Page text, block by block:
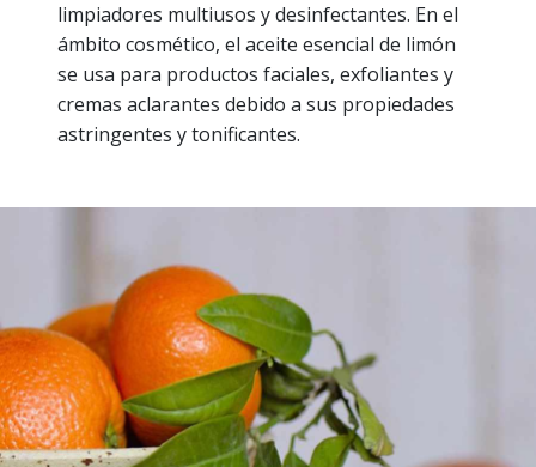
limpiadores multiusos y desinfectantes. En el
ámbito cosmético, el aceite esencial de limón
se usa para productos faciales, exfoliantes y
cremas aclarantes debido a sus propiedades
astringentes y tonificantes.